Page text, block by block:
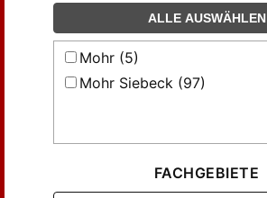
ALLE AUSWÄHLEN
Mohr (5)
Mohr Siebeck (97)
FACHGEBIETE